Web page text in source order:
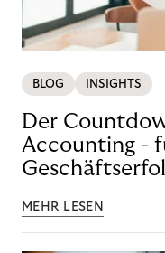
BLOG INSIGHTS
Der
Accounting -
MEHR LESEN